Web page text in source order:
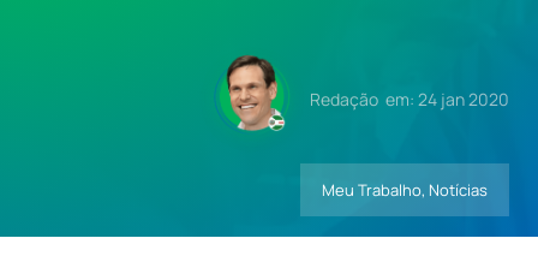
Redação em: 24 jan 2020
Meu Trabalho, Notícias